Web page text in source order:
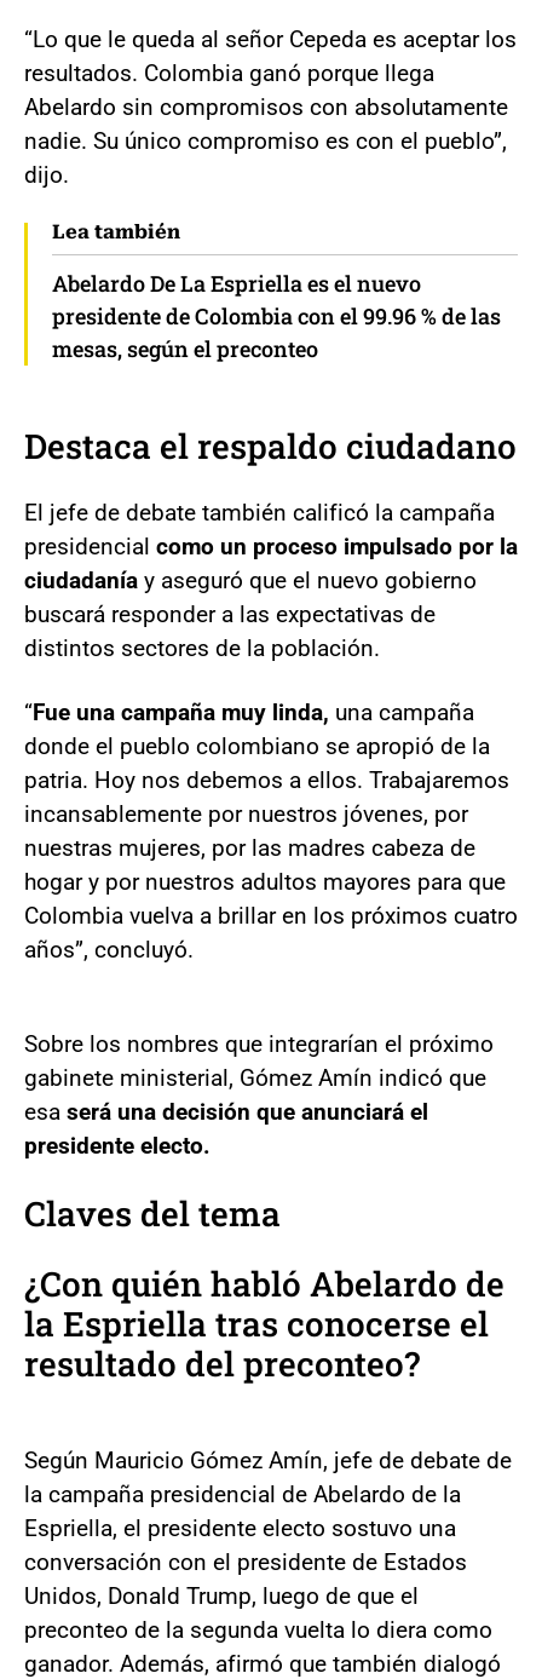
“Lo que le queda al señor Cepeda es aceptar los
resultados. Colombia ganó porque llega
Abelardo sin compromisos con absolutamente
nadie. Su único compromiso es con el pueblo”,
dijo.
Lea también
Abelardo De La Espriella es el nuevo
presidente de Colombia con el 99.96 % de las
mesas, según el preconteo
Destaca el respaldo ciudadano
El jefe de debate también calificó la campaña
presidencial como un proceso impulsado por la
ciudadanía y aseguró que el nuevo gobierno
buscará responder a las expectativas de
distintos sectores de la población.
“Fue una campaña muy linda, una campaña
donde el pueblo colombiano se apropió de la
patria. Hoy nos debemos a ellos. Trabajaremos
incansablemente por nuestros jóvenes, por
nuestras mujeres, por las madres cabeza de
hogar y por nuestros adultos mayores para que
Colombia vuelva a brillar en los próximos cuatro
años”, concluyó.
Sobre los nombres que integrarían el próximo
gabinete ministerial, Gómez Amín indicó que
esa será una decisión que anunciará el
presidente electo.
Claves del tema
¿Con quién habló Abelardo de
la Espriella tras conocerse el
resultado del preconteo?
Según Mauricio Gómez Amín, jefe de debate de
la campaña presidencial de Abelardo de la
Espriella, el presidente electo sostuvo una
conversación con el presidente de Estados
Unidos, Donald Trump, luego de que el
preconteo de la segunda vuelta lo diera como
ganador. Además, afirmó que también dialogó